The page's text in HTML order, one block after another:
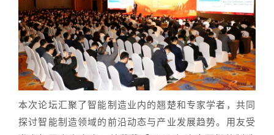
本次论坛汇聚了智能制造业内的翘楚和专家学者，共同
探讨智能制造领域的前沿动态与产业发展趋势。用友受